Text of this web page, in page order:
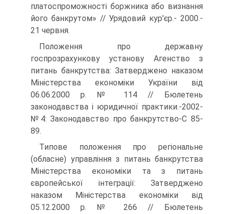
платоспроможності боржника або визнання
його банкрутом» // Урядовий кур'єр.- 2000.-
21 червня.
Положення про державну
госпрозрахункову установу Агенство з
питань банкрутства: Затверджено наказом
Міністерства економіки України від
06.06.2000 р. № 114 // Бюлетень
законодавства і юридичної практики.-2002-
№4: Законодавство про банкрутство-С 85-
89.
Типове положення про регіональне
(обласне) управління з питань банкрутства
Міністерства економіки та з питань
європейської інтеграції: Затверджено
наказом Міністерства економіки від
05.12.2000 р. № 266 // Бюлетень